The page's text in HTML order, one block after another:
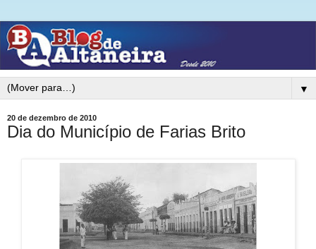
▼
20 de dezembro de 2010
Dia do Município de Farias Brito